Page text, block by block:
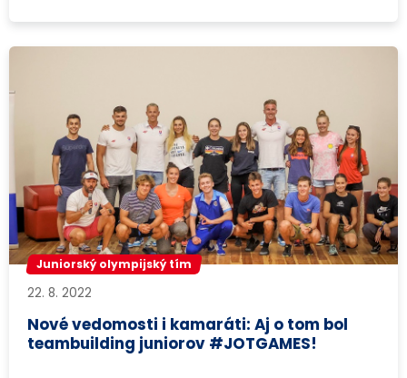
Juniorský olympijský tím
22. 8. 2022
Nové vedomosti i kamaráti: Aj o tom bol
teambuilding juniorov #JOTGAMES!